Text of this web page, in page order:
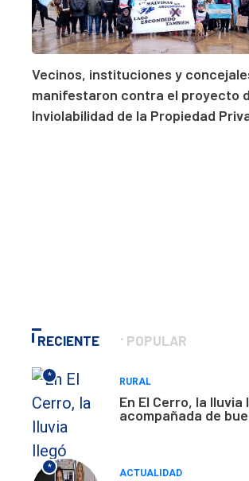
Vecinos, instituciones y
manifestaron contra el proyecto
Inviolabilidad de la Propiedad
RECIENTE POPULAR
*
RURAL
En El Cerro, la lluvia
acompañada de
*
ACTUALIDAD